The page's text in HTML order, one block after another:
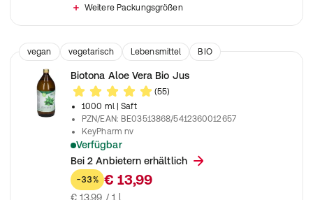
Weitere Packungsgrößen
vegan vegetarisch Lebensmittel
BIO
Nahrungsergänzungsmittel
Biotona Aloe Vera Bio Jus
(55)
1000 ml
| Saft
PZN/EAN: BE03513868/5412360012657
KeyPharm nv
Verfügbar
Mit Bio-Aloe Vera
Bei 2 Anbietern erhältlich
-33% € 13,99
€ 13,99 / 1 l